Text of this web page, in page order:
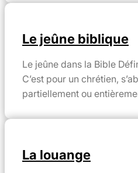
Le jeûne biblique
Le jeûne dans la Bible
C’est pour un chrétien,
partiellement ou
La louange